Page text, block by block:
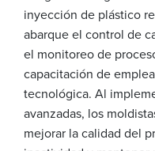
inyección de plástico
abarque el control de
el monitoreo de
capacitación de
tecnológica. Al
avanzadas, los
mejorar la calidad del